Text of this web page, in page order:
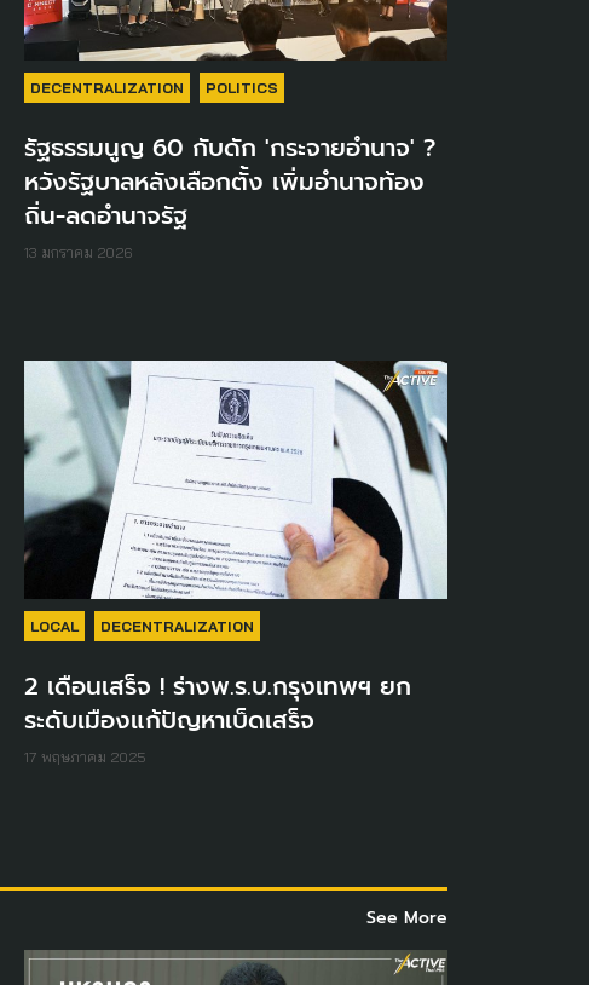
DECENTRALIZATION POLITICS
รัฐธรรมนูญ 60 กับดัก 'กระจายอำนาจ' ?
หวังรัฐบาลหลังเลือกตั้ง เพิ่มอำนาจท้อง
ถิ่น-ลดอำนาจรัฐ
13 มกราคม 2026
LOCAL DECENTRALIZATION
2 เดือนเสร็จ ! ร่างพ.ร.บ.กรุงเทพฯ ยก
ระดับเมืองแก้ปัญหาเบ็ดเสร็จ
17 พฤษภาคม 2025
See More